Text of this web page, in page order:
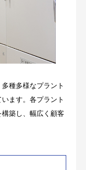
種多様なプラント
ます。各プラント
築し、幅広く顧客